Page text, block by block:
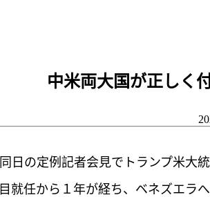
中米両大国が正しく
の定例記者会見でトランプ米大
任から１年が経ち、ベネズエラ